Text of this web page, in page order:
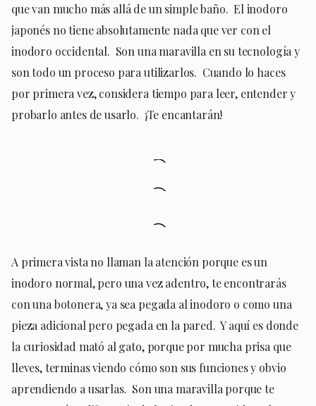
que van mucho más allá de un simple baño. El inodoro
japonés no tiene absolutamente nada que ver con el
inodoro occidental. Son una maravilla en su tecnología y
son todo un proceso para utilizarlos. Cuando lo haces
por primera vez, considera tiempo para leer, entender y
probarlo antes de usarlo. ¡Te encantarán!
A primera vista no llaman la atención porque es un
inodoro normal, pero una vez adentro, te encontrarás
con una botonera, ya sea pegada al inodoro o como una
pieza adicional pero pegada en la pared. Y aquí es donde
la curiosidad mató al gato, porque por mucha prisa que
lleves, terminas viendo cómo son sus funciones y obvio
aprendiendo a usarlas. Son una maravilla porque te